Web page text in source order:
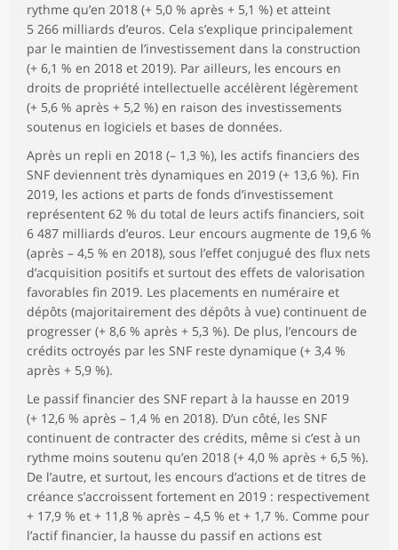
rythme qu’en 2018 (+ 5,0 % après + 5,1 %) et atteint
5 266 milliards d’euros. Cela s’explique principalement
par le maintien de l’investissement dans la construction
(+ 6,1 % en 2018 et 2019). Par ailleurs, les encours en
droits de propriété intellectuelle accélèrent légèrement
(+ 5,6 % après + 5,2 %) en raison des investissements
soutenus en logiciels et bases de données.
Après un repli en 2018 (– 1,3 %), les actifs financiers des
SNF deviennent très dynamiques en 2019 (+ 13,6 %). Fin
2019, les actions et parts de fonds d’investissement
représentent 62 % du total de leurs actifs financiers, soit
6 487 milliards d’euros. Leur encours augmente de 19,6 %
(après – 4,5 % en 2018), sous l’effet conjugué des flux nets
d’acquisition positifs et surtout des effets de valorisation
favorables fin 2019. Les placements en numéraire et
dépôts (majoritairement des dépôts à vue) continuent de
progresser (+ 8,6 % après + 5,3 %). De plus, l’encours de
crédits octroyés par les SNF reste dynamique (+ 3,4 %
après + 5,9 %).
Le passif financier des SNF repart à la hausse en 2019
(+ 12,6 % après – 1,4 % en 2018). D’un côté, les SNF
continuent de contracter des crédits, même si c’est à un
rythme moins soutenu qu’en 2018 (+ 4,0 % après + 6,5 %).
De l’autre, et surtout, les encours d’actions et de titres de
créance s’accroissent fortement en 2019 : respectivement
+ 17,9 % et + 11,8 % après – 4,5 % et + 1,7 %. Comme pour
l’actif financier, la hausse du passif en actions est